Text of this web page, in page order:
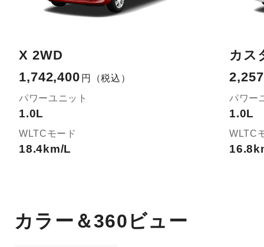
X 2WD
1,742,400 円
（税込）
パワーユニット
1.0L
WLTCモード
18.4km/L
カス
パワー
1.0L
WLTC
カラー＆360ビュー